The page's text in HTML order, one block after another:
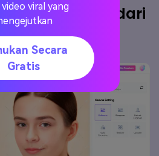
cacat dari
foto
viral yang
Secara
Gratis